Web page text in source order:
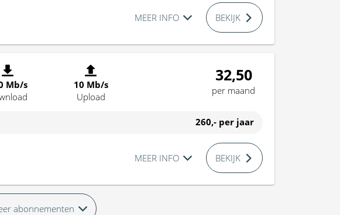
MEER INFO BEKIJK
Mb/s
10 Mb/s
Upload
32,50
per maand
260,- per jaar
MEER INFO BEKIJK
abonnementen